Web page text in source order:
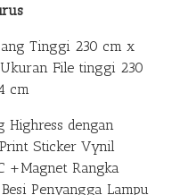
Tinggi 230 cm x
File tinggi 230
cm
Highress dengan
Sticker Vynil
+Magnet Rangka
Penyangga Lampu